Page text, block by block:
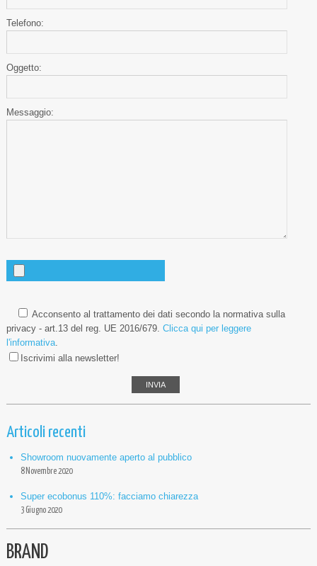
Telefono:
Oggetto:
Messaggio:
Acconsento al trattamento dei dati secondo la normativa sulla
privacy - art.13 del reg. UE 2016/679. Clicca qui per leggere
l'informativa.
Iscrivimi alla newsletter!
Articoli recenti
Showroom nuovamente aperto al pubblico
8 Novembre 2020
Super ecobonus 110%: facciamo chiarezza
3 Giugno 2020
BRAND